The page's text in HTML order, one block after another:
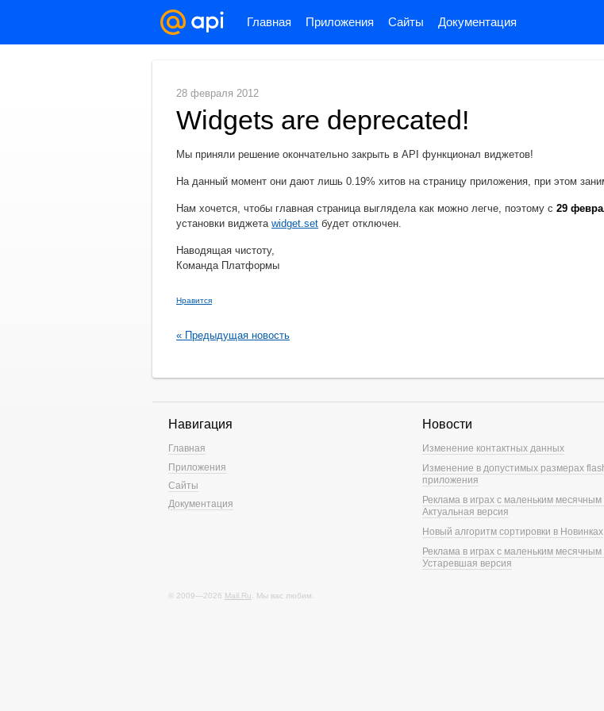
Главная Приложения Сайты Документация
28 февраля 2012
Widgets are deprecated!
Мы приняли решение окончательно закрыть в API функционал виджетов!
На данный момент они дают лишь 0.19% хитов на страницу приложения, при этом
Нам хочется, чтобы главная страница выглядела как можно легче, поэтому с 29
установки виджета widget.set будет отключен.
Наводящая чистоту,
Команда Платформы
Нравится
« Предыдущая новость
Навигация
Главная
Приложения
Сайты
Документация
Новости
Изменение контактных данных
Изменение в допустимых размерах
приложения
Реклама в играх с маленьким месячным
Актуальная версия
Новый алгоритм сортировки в Новинках
Реклама в играх с маленьким месячным
Устаревшая версия
© 2009—2026 Mail.Ru . Мы вас любим.